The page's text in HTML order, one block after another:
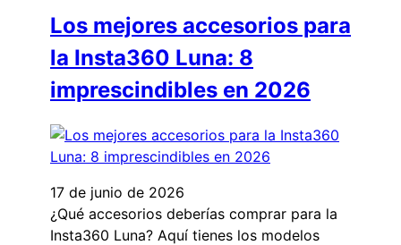
Los mejores accesorios para
la Insta360 Luna: 8
imprescindibles en 2026
17 de junio de 2026
¿Qué accesorios deberías comprar para la
Insta360 Luna? Aquí tienes los modelos